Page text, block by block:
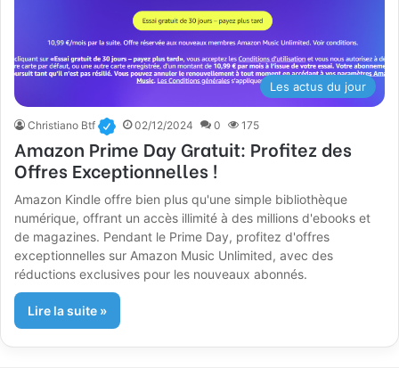
Les actus du jour
Christiano Btf 02/12/2024 0 175
Amazon Prime Day Gratuit: Profitez des
Offres Exceptionnelles !
Amazon Kindle offre bien plus qu'une simple bibliothèque
numérique, offrant un accès illimité à des millions d'ebooks et
de magazines. Pendant le Prime Day, profitez d'offres
exceptionnelles sur Amazon Music Unlimited, avec des
réductions exclusives pour les nouveaux abonnés.
Lire la suite »